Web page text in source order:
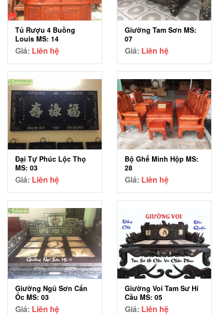
Tủ Rượu 4 Buồng
Louis MS: 14
Giá: Liên hệ
Giường Tam Sơn MS:
07
Giá: Liên hệ
Đại Tự Phúc Lộc Thọ
MS: 03
Giá: Liên hệ
Bộ Ghế Minh Hộp MS:
28
Giá: Liên hệ
Giường Ngũ Sơn Cẩn
Ốc MS: 03
Giá: Liên hệ
Giường Voi Tam Sư Hí
Cầu MS: 05
Giá: Liên hệ